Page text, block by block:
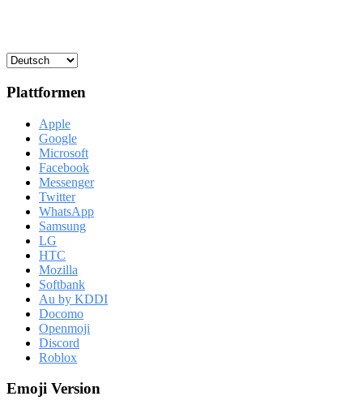
Plattformen
Apple
Google
Microsoft
Facebook
Messenger
Twitter
WhatsApp
Samsung
LG
HTC
Mozilla
Softbank
Au by KDDI
Docomo
Openmoji
Discord
Roblox
Emoji Version